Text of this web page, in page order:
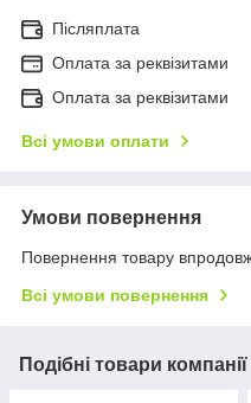
Післяплата
Оплата за реквізитами
Оплата за реквізитами
Всі умови оплати
Умови повернення
Повернення товару
Всі умови повернення
Подібні товари компанії